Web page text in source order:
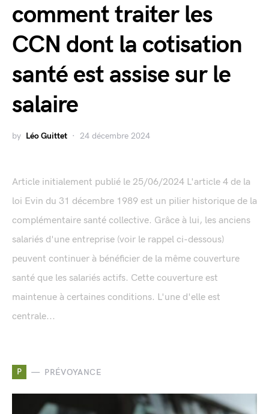
comment traiter les
CCN dont la cotisation
santé est assise sur le
salaire
by Léo Guittet 24 décembre 2024
Article initialement publié le 25/06/2024 L'article 4 de la
loi Evin du 31 décembre 1989 est un pilier historique de la
complémentaire santé collective. Grâce à lui, les anciens
salariés d'une entreprise (voir le rappel ci-dessous)
peuvent continuer à bénéficier de la même couverture
santé que les salariés actifs. Cette couverture est
maintenue à certaines conditions. L'une d'elle est
centrale...
P PRÉVOYANCE